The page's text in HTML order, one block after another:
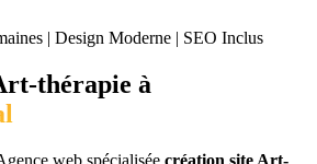
| Design Moderne | SEO Inclus
thérapie à
web spécialisée création site Art-